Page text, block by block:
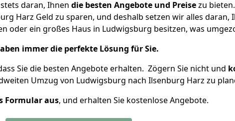
daran, Ihnen die besten Angebote und Preisezu
Harz Geld zu sparen, und deshalb setzen wir alles daran,
oder ein großes Haus in Ludwigsburg besitzen, was
immer die perfekte Lösung für Sie.
Sie die besten Angebote erhalten. Zögern Sie nicht und
Umzug von Ludwigsburg nach Ilsenburg Harz zu
Formular aus, und erhalten Sie kostenlose Angebote.